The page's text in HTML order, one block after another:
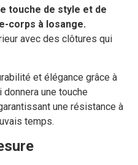
touche de style et de
corps à losange.
avec des clôtures qui
et élégance grâce à
une touche
une résistance à
temps.